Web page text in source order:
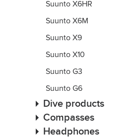
Suunto X6HR
Suunto X6M
Suunto X9
Suunto X10
Suunto G3
Suunto G6
Dive products
Compasses
Headphones